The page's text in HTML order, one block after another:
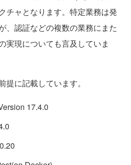
チャとなります。特定業務は発
、認証などの複数の業務にまた
実現についても言及していま
に記載しています。
17.4.0